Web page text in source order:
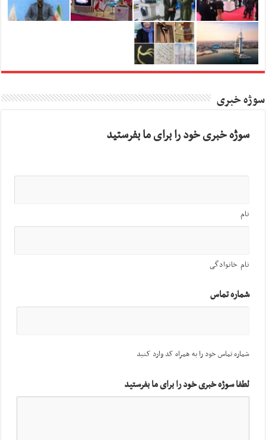
سوژه خبری
سوژه خبری خود را برای ما بفرستید
نام
نام خانوادگی
شماره تماس
شماره تماس خود را به همراه کد وارد کنید
لطفا سوژه خبری خود را برای ما بفرستید